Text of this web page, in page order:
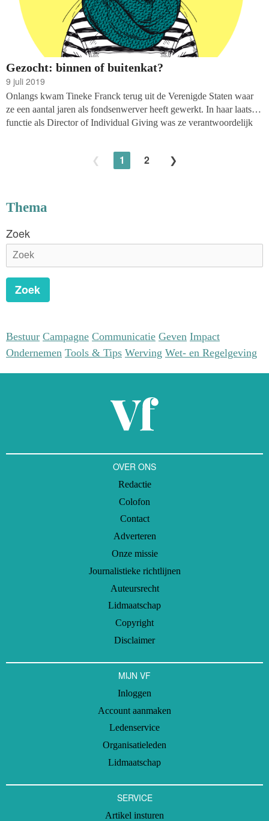
Gezocht: binnen of buitenkat?
9 juli 2019
Onlangs kwam Tineke Franck terug uit de Verenigde Staten waar
ze een aantal jaren als fondsenwerver heeft gewerkt. In haar laatste
functie als Director of Individual Giving was ze verantwoordelijk
Terug in Nederland ging haar interesse allereerst uit naar de
banenmarkt voor fondsenwervers, gewapend met als documentatie
bestuursleden onder onze lezers.
1 2
Thema
Zoek
Zoek
Bestuur Campagne Communicatie Geven Impact
Ondernemen Tools & Tips Werving Wet- en Regelgeving
OVER ONS
Redactie
Colofon
Contact
Adverteren
Onze missie
Journalistieke richtlijnen
Auteursrecht
Lidmaatschap
Copyright
Disclaimer
MIJN VF
Inloggen
Account aanmaken
Ledenservice
Organisatieleden
Lidmaatschap
SERVICE
Artikel insturen